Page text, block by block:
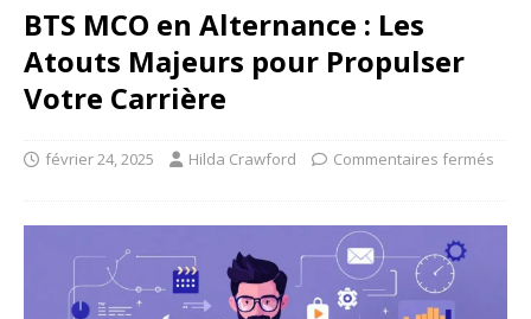
BTS MCO en Alternance : Les
Atouts Majeurs pour Propulser
Votre Carrière
février 24, 2025 Hilda Crawford Commentaires fermés